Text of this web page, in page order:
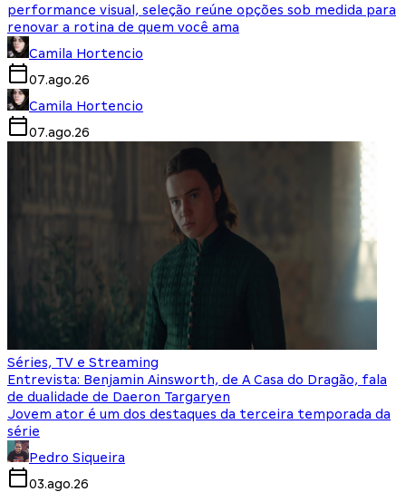
performance visual, seleção reúne opções sob medida para
renovar a rotina de quem você ama
Camila Hortencio
07.ago.26
Camila Hortencio
07.ago.26
Séries, TV e Streaming
Entrevista: Benjamin Ainsworth, de A Casa do Dragão, fala
de dualidade de Daeron Targaryen
Jovem ator é um dos destaques da terceira temporada da
série
Pedro Siqueira
03.ago.26